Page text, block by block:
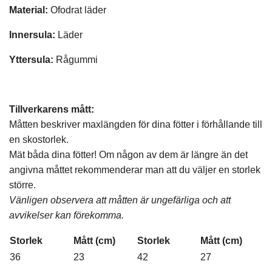
Material: Ofodrat läder
Innersula: Läder
Yttersula: Rågummi
Tillverkarens mått:
Måtten beskriver maxlängden för dina fötter i förhållande till
en skostorlek.
Mät båda dina fötter! Om någon av dem är längre än det
angivna måttet rekommenderar man att du väljer en storlek
större.
Vänligen observera att måtten är ungefärliga och att
avvikelser kan förekomma.
Storlek Mått (cm) Storlek
Mått (cm)
36
23 42
27